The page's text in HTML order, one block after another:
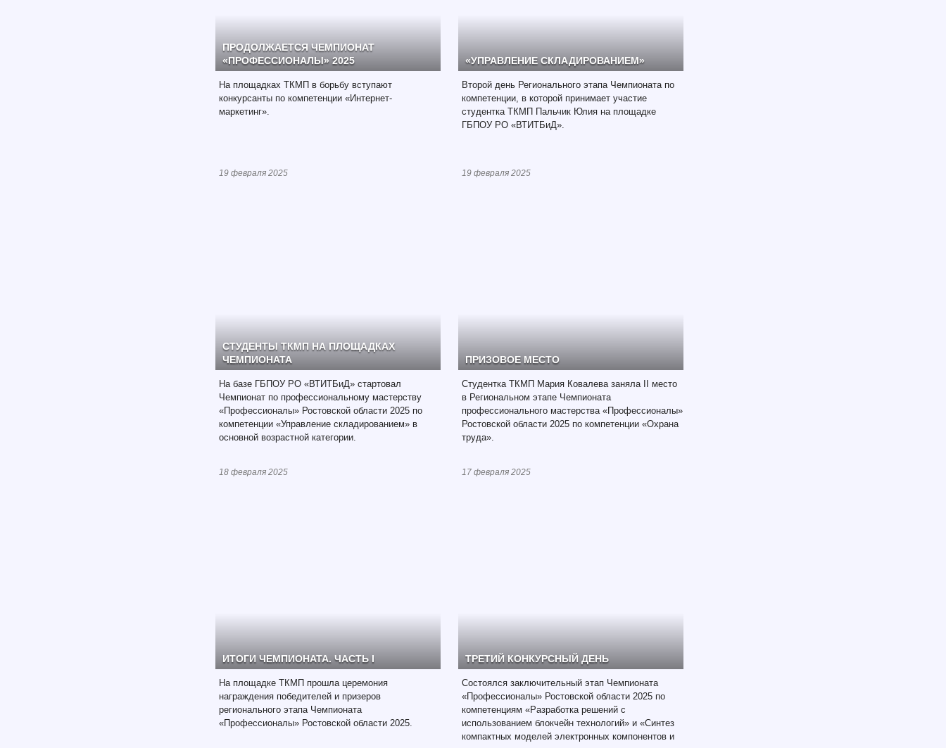
ПРОДОЛЖАЕТСЯ ЧЕМПИОНАТ
«ПРОФЕССИОНАЛЫ» 2025
На площадках ТКМП в борьбу вступают
конкурсанты по компетенции «Интернет-
маркетинг».
19 февраля 2025
«УПРАВЛЕНИЕ СКЛАДИРОВАНИЕМ»
Второй день Регионального этапа Чемпионата по
компетенции, в которой принимает участие
студентка ТКМП Пальчик Юлия на площадке
ГБПОУ РО «ВТИТБиД».
19 февраля 2025
СТУДЕНТЫ ТКМП НА ПЛОЩАДКАХ
ЧЕМПИОНАТА
На базе ГБПОУ РО «ВТИТБиД» стартовал
Чемпионат по профессиональному мастерству
«Профессионалы» Ростовской области 2025 по
компетенции «Управление складированием» в
основной возрастной категории.
18 февраля 2025
ПРИЗОВОЕ МЕСТО
Студентка ТКМП Мария Ковалева заняла II место
в Региональном этапе Чемпионата
профессионального мастерства «Профессионалы»
Ростовской области 2025 по компетенции «Охрана
труда».
17 февраля 2025
ИТОГИ ЧЕМПИОНАТА. ЧАСТЬ I
На площадке ТКМП прошла церемония
награждения победителей и призеров
регионального этапа Чемпионата
«Профессионалы» Ростовской области 2025.
ТРЕТИЙ КОНКУРСНЫЙ ДЕНЬ
Состоялся заключительный этап Чемпионата
«Профессионалы» Ростовской области 2025 по
компетенциям «Разработка решений с
использованием блокчейн технологий» и «Синтез
компактных моделей электронных компонентов и